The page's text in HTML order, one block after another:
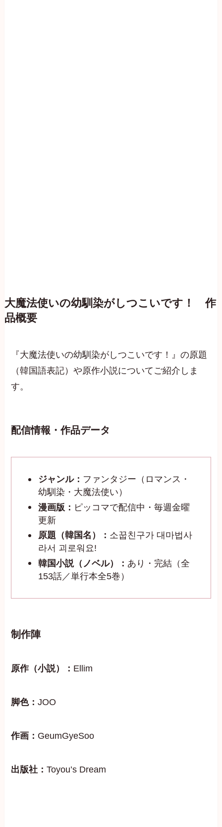
大魔法使いの幼馴染がしつこいです！ 作
品概要
『大魔法使いの幼馴染がしつこいです！』の原題
（韓国語表記）や原作小説についてご紹介しま
す。
配信情報・作品データ
ジャンル： ファンタジー（ロマンス・
幼馴染・大魔法使い）
漫画版： ピッコマで配信中・毎週金曜
更新
原題（韓国名）： 소꿉친구가 대마법사
라서 괴로워요!
韓国小説（ノベル）： あり・完結（全
153話／単行本全5巻）
制作陣
原作（小説）： Ellim
脚色：JOO
作画： GeumGyeSoo
出版社：Toyou’s Dream